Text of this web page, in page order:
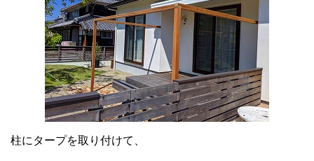
柱にタープを取り付けて、